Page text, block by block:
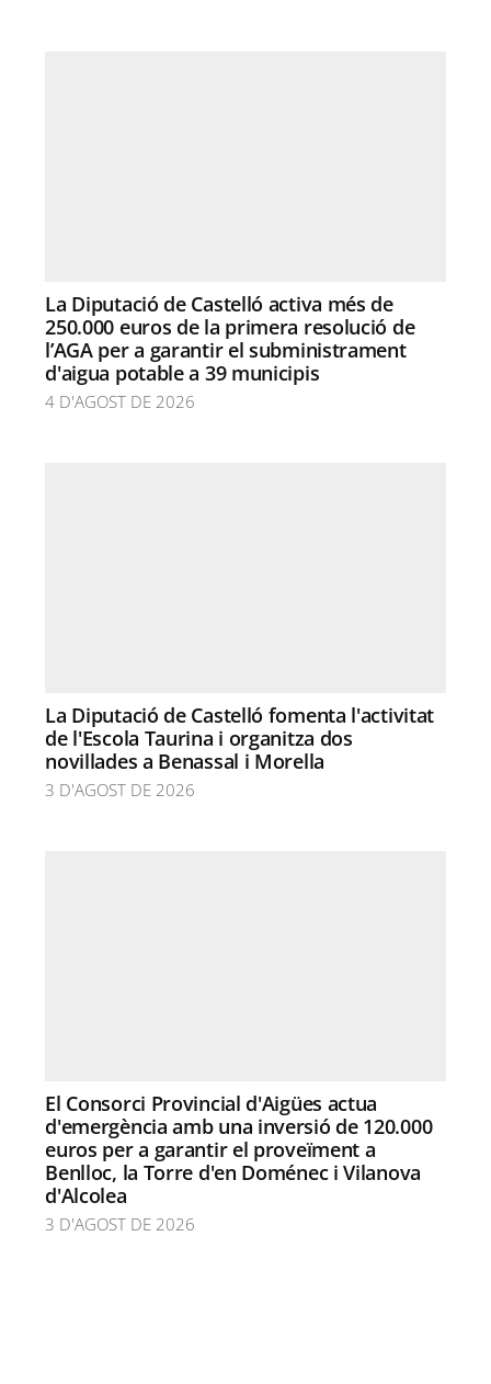
La Diputació de Castelló activa més de
250.000 euros de la primera resolució de
l’AGA per a garantir el subministrament
d'aigua potable a 39 municipis
4 D'AGOST DE 2026
La Diputació de Castelló fomenta l'activitat
de l'Escola Taurina i organitza dos
novillades a Benassal i Morella
3 D'AGOST DE 2026
El Consorci Provincial d'Aigües actua
d'emergència amb una inversió de 120.000
euros per a garantir el proveïment a
Benlloc, la Torre d'en Doménec i Vilanova
d'Alcolea
3 D'AGOST DE 2026